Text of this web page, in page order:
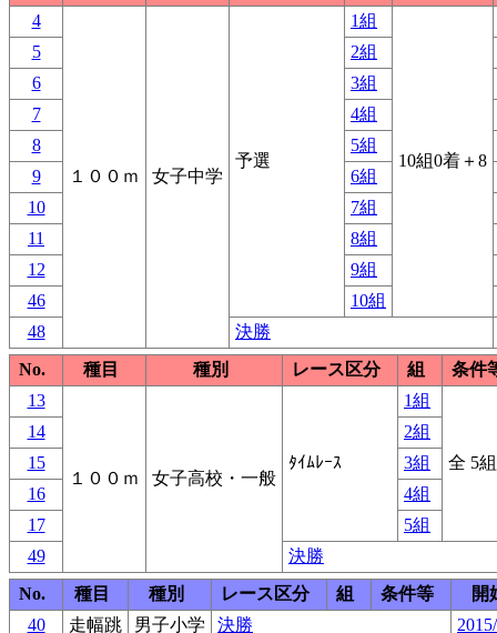
4
１００ｍ 女子中学
予選
1組
10組0着＋8
5
2組
6
3組
7
4組
8
5組
9
6組
10
7組
11
8組
12
9組
46
10組
48
決勝
No.
種目 種別 レース区分 組
条件
13
１００ｍ 女子高校・一般
ﾀｲﾑﾚｰｽ
1組
全 5組
14
2組
15
3組
16
4組
17
5組
49
決勝
No.
種目 種別 レース区分 組 条件等
開
40
走幅跳 男子小学 決勝